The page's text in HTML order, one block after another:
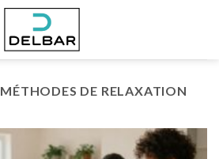
MÉTHODES DE RELAXATION